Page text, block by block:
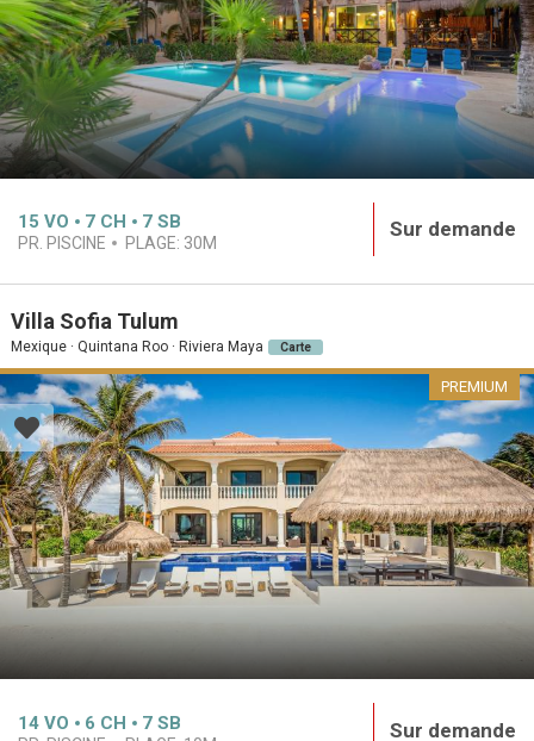
15 VO 7 CH 7 SB
PR. PISCINE PLAGE: 30M
Sur demande
Villa Sofia Tulum
Mexique · Quintana Roo · Riviera Maya Carte
PREMIUM
14 VO 6 CH 7 SB Sur demande